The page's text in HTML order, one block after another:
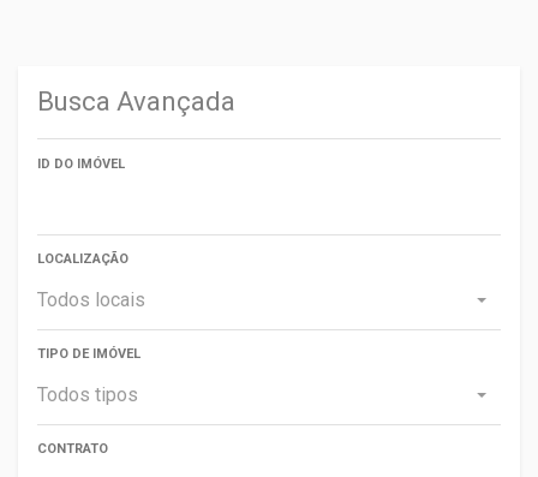
Busca Avançada
ID DO IMÓVEL
LOCALIZAÇÃO
Todos locais
TIPO DE IMÓVEL
Todos tipos
CONTRATO